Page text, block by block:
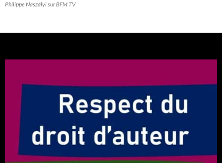
Philippe Naszályi sur BFM TV